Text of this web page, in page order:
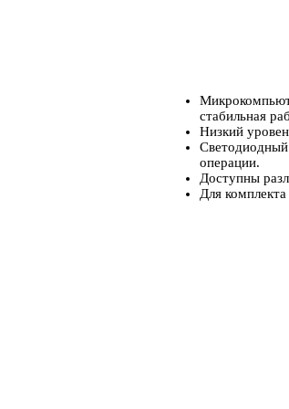
стабильная
Низкий
операции.
Доступны
Для